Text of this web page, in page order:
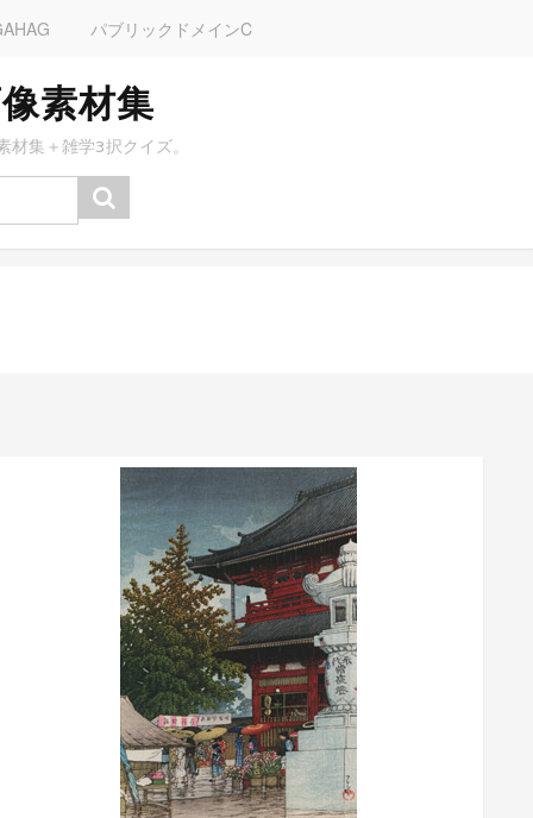
パブリックドメインC
素材集
集＋雑学3択クイズ。